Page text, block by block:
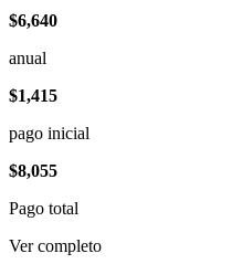
$6,640
anual
$1,415
pago inicial
$8,055
Pago total
Ver completo